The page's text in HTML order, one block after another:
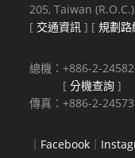
205, Taiwan (R.O.C.)
[ 交通資訊 ] [規劃路
總機：+886-2-
[分機查詢 ]
傳真：+886-2-
｜ Facebook ｜